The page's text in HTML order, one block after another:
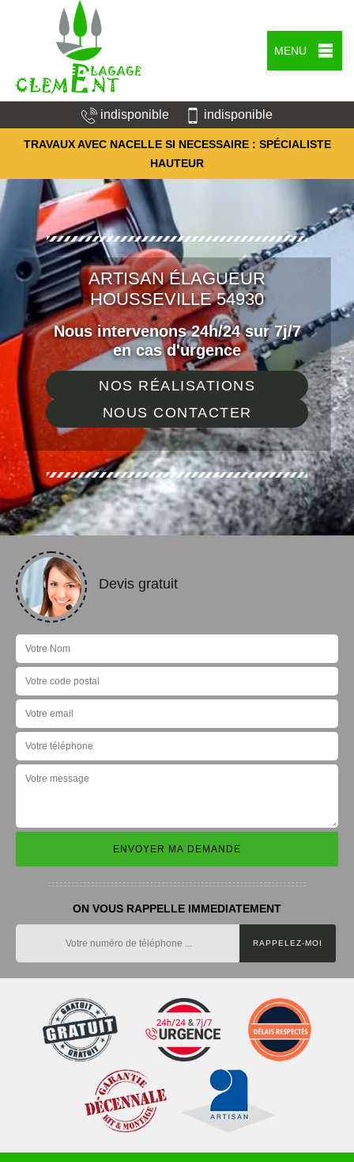
MENU
indisponible indisponible
TRAVAUX AVEC NACELLE SI NECESSAIRE : SPÉCIALISTE
HAUTEUR
ARTISAN ÉLAGUEUR
HOUSSEVILLE 54930
Nous intervenons 24h/24 sur 7j/7
en cas d'urgence
NOS RÉALISATIONS
NOUS CONTACTER
Devis gratuit
ON VOUS RAPPELLE IMMEDIATEMENT